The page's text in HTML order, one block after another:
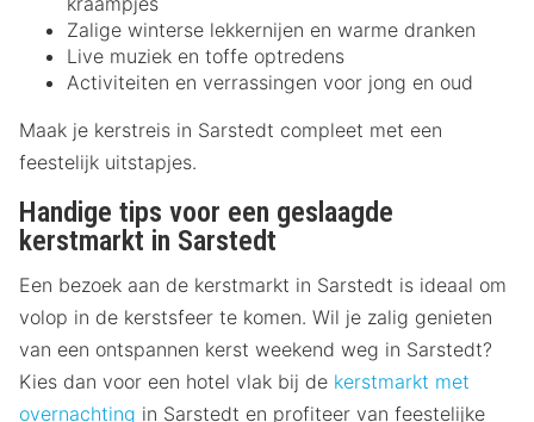
Zalige winterse lekkernijen en warme dranken
Live muziek en toffe optredens
Activiteiten en verrassingen voor jong en oud
Maak je kerstreis in Sarstedt compleet met een
feestelijk uitstapjes.
Handige tips voor een geslaagde
kerstmarkt in Sarstedt
Een bezoek aan de kerstmarkt in Sarstedt is ideaal om
volop in de kerstsfeer te komen. Wil je zalig genieten
van een ontspannen kerst weekend weg in Sarstedt?
Kies dan voor een hotel vlak bij de kerstmarkt met
overnachting in Sarstedt en profiteer van feestelijke